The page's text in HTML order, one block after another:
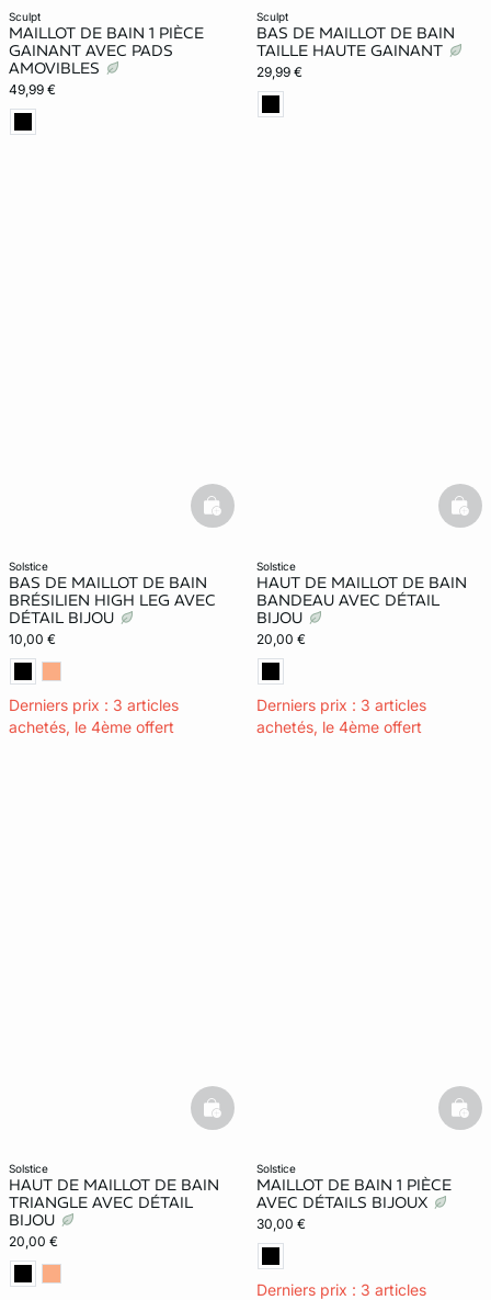
sculpt
MAILLOT DE BAIN 1 PIÈCE
GAINANT AVEC PADS
AMOVIBLES
49,99 €
sculpt
BAS DE MAILLOT DE BAIN
TAILLE HAUTE GAINANT
29,99 €
solstice
BAS DE MAILLOT DE BAIN
BRÉSILIEN HIGH LEG AVEC
DÉTAIL BIJOU
10,00 €
Derniers prix : 3 articles
achetés, le 4ème offert
basketfull
solstice
HAUT DE MAILLOT DE BAIN
BANDEAU AVEC DÉTAIL
BIJOU
20,00 €
Derniers prix : 3 articles
achetés, le 4ème offert
solstice
HAUT DE MAILLOT DE BAIN
TRIANGLE AVEC DÉTAIL
BIJOU
20,00 €
basketfull
solstice
MAILLOT DE BAIN 1 PIÈCE
AVEC DÉTAILS BIJOUX
30,00 €
Derniers prix : 3 articles